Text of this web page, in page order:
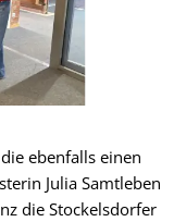
ebenfalls einen
Julia Samtleben
die Stockelsdorfer